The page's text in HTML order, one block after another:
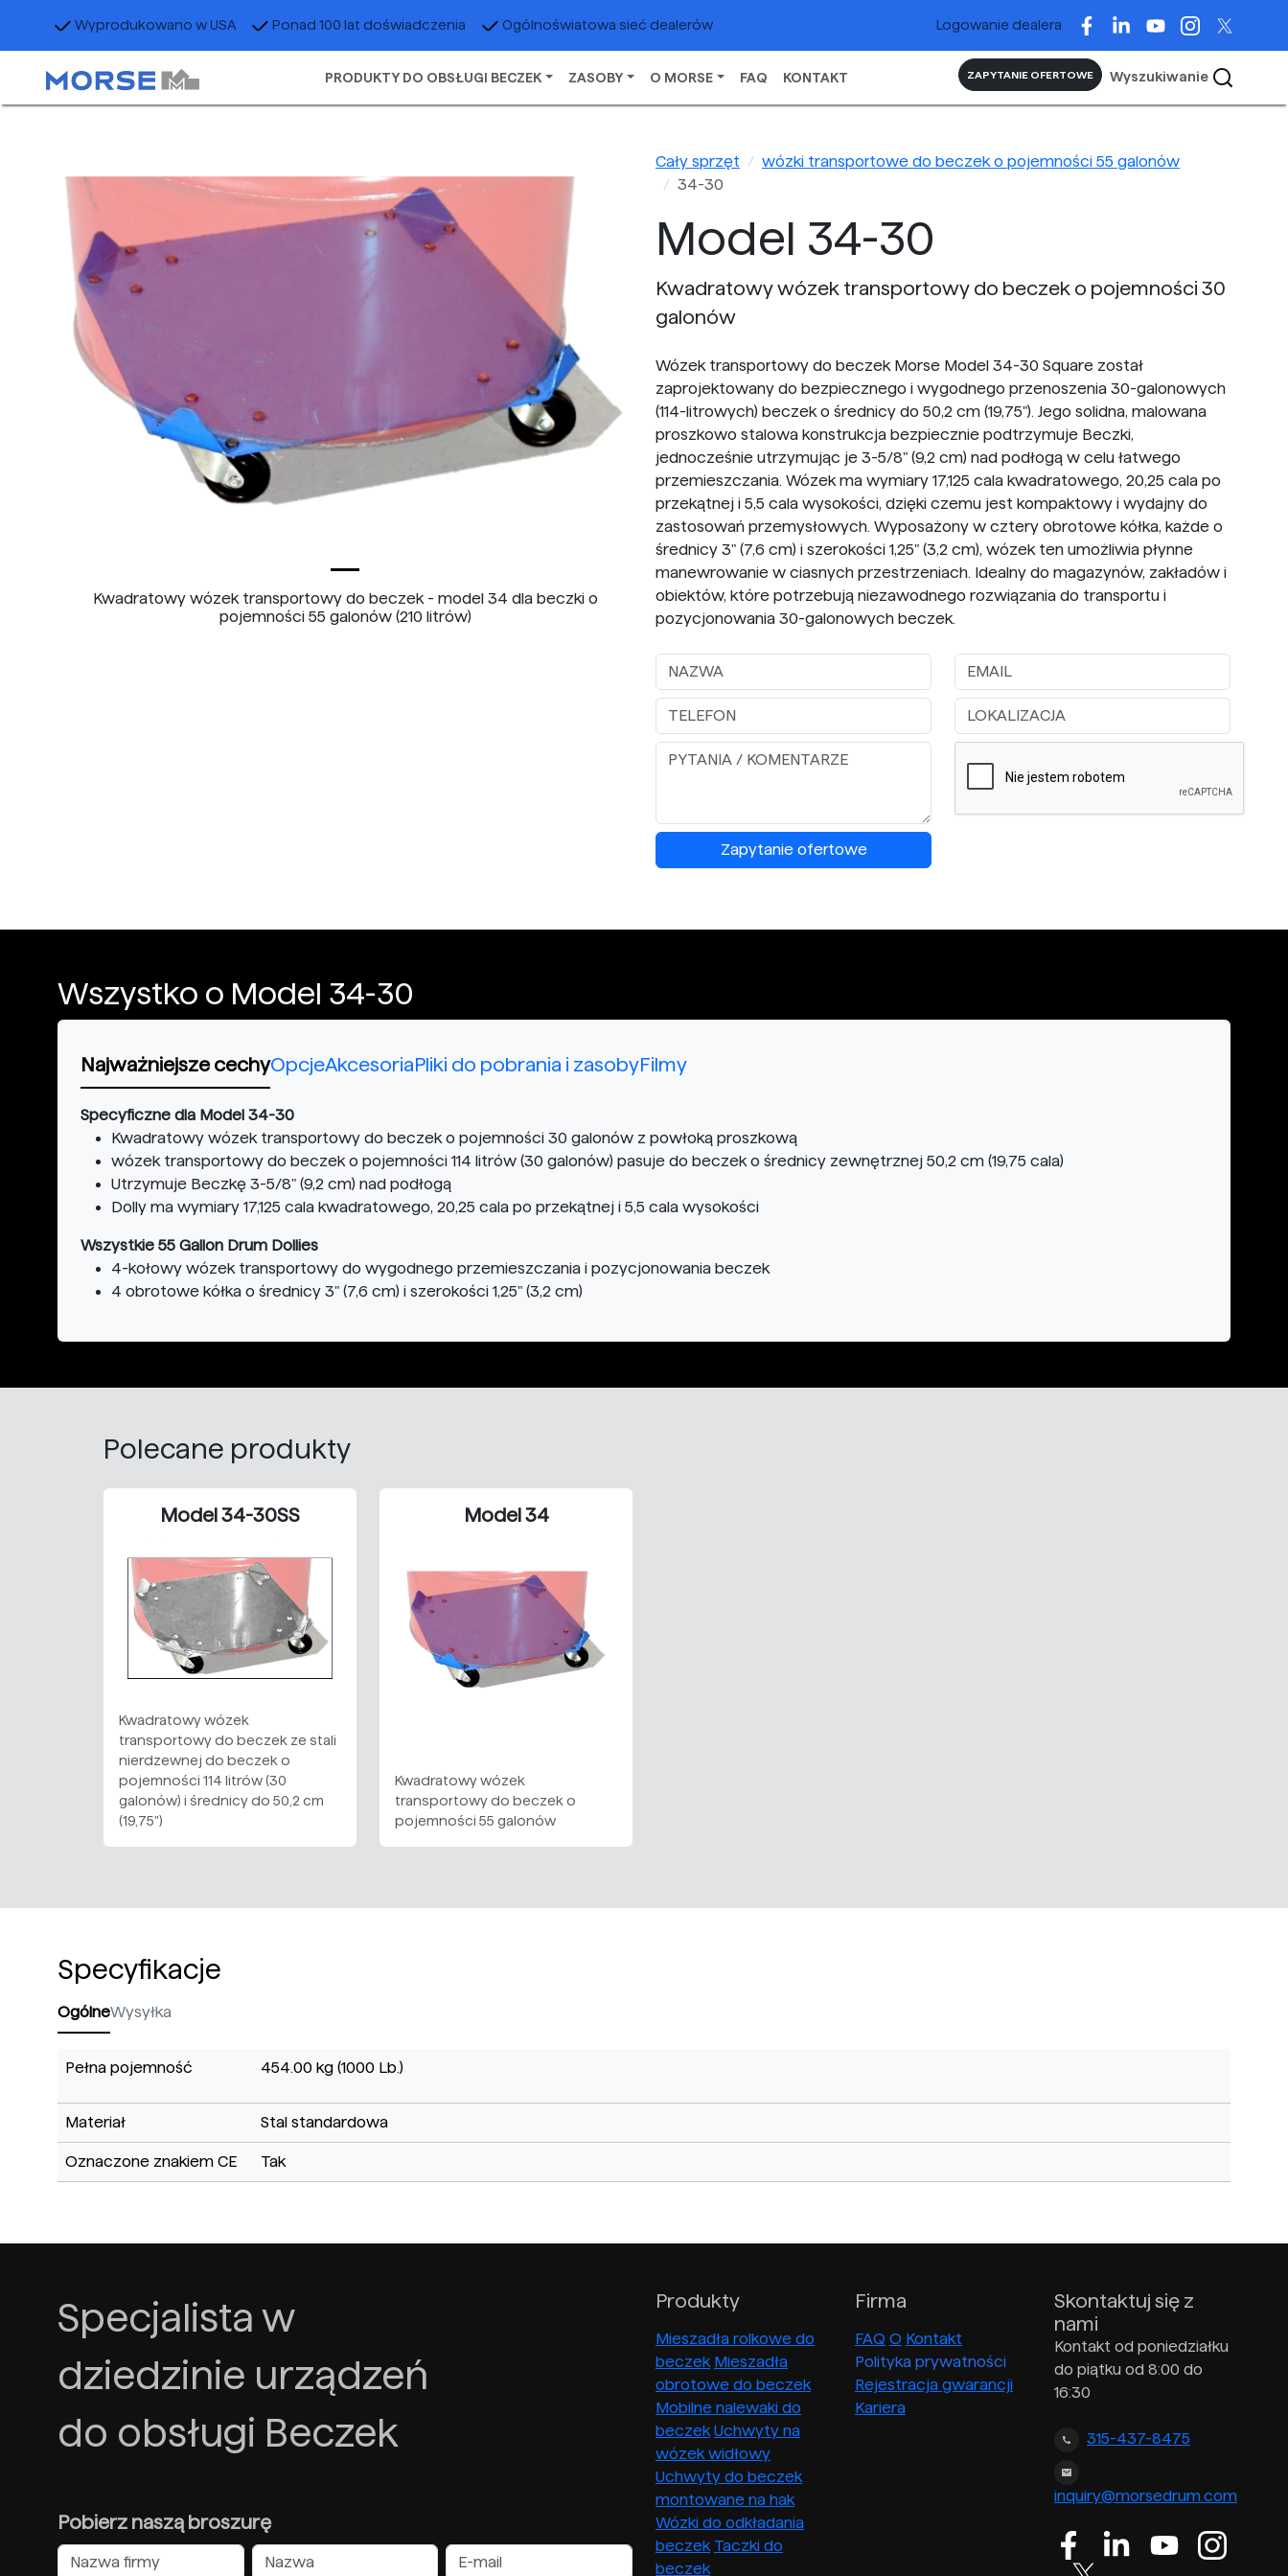
Wyprodukowano w USA Ponad 100 lat doświadczenia Ogólnoświatowa sieć dealerów Logowanie dealera
PRODUKTY DO OBSŁUGI BECZEK ZASOBY O MORSE FAQ KONTAKT ZAPYTANIE OFERTOWE Wyszukiwanie
Kwadratowy wózek transportowy do beczek - model 34 dla beczki o
pojemności 55 galonów (210 litrów)
Cały sprzęt
wózki transportowe do beczek o pojemności 55 galonów
34-30
Model 34-30
Kwadratowy wózek transportowy do beczek o pojemności 30
galonów
Wózek transportowy do beczek Morse Model 34-30 Square został
zaprojektowany do bezpiecznego i wygodnego przenoszenia 30-galonowych
(114-litrowych) beczek o średnicy do 50,2 cm (19,75"). Jego solidna, malowana
proszkowo stalowa konstrukcja bezpiecznie podtrzymuje Beczki,
jednocześnie utrzymując je 3-5/8" (9,2 cm) nad podłogą w celu łatwego
przemieszczania. Wózek ma wymiary 17,125 cala kwadratowego, 20,25 cala po
przekątnej i 5,5 cala wysokości, dzięki czemu jest kompaktowy i wydajny do
zastosowań przemysłowych. Wyposażony w cztery obrotowe kółka, każde o
średnicy 3" (7,6 cm) i szerokości 1,25" (3,2 cm), wózek ten umożliwia płynne
manewrowanie w ciasnych przestrzeniach. Idealny do magazynów, zakładów i
obiektów, które potrzebują niezawodnego rozwiązania do transportu i
pozycjonowania 30-galonowych beczek.
Zapytanie ofertowe
Wszystko o Model 34-30
Najważniejsze cechyOpcjeAkcesoriaPliki do pobrania i zasobyFilmy
Specyficzne dla Model 34-30
Kwadratowy wózek transportowy do beczek o pojemności 30 galonów z powłoką proszkową
wózek transportowy do beczek o pojemności 114 litrów (30 galonów) pasuje do beczek o średnicy zewnętrznej 50,2 cm (19,75 cala)
Utrzymuje Beczkę 3-5/8" (9,2 cm) nad podłogą
Dolly ma wymiary 17,125 cala kwadratowego, 20,25 cala po przekątnej i 5,5 cala wysokości
Wszystkie 55 Gallon Drum Dollies
4-kołowy wózek transportowy do wygodnego przemieszczania i pozycjonowania beczek
4 obrotowe kółka o średnicy 3" (7,6 cm) i szerokości 1,25" (3,2 cm)
Polecane produkty
Model 34-30SS
Kwadratowy wózek
transportowy do beczek ze stali
nierdzewnej do beczek o
pojemności 114 litrów (30
galonów) i średnicy do 50,2 cm
(19,75")
Model 34
Kwadratowy wózek
transportowy do beczek o
pojemności 55 galonów
Specyfikacje
OgólneWysyłka
Pełna pojemność 454.00 kg (1000 Lb.)
Materiał Stal standardowa
Oznaczone znakiem CE Tak
Specjalista w
dziedzinie urządzeń
do obsługi Beczek
Pobierz naszą broszurę
Produkty
Mieszadła rolkowe do
beczek Mieszadła
obrotowe do beczek
Mobilne nalewaki do
beczek Uchwyty na
wózek widłowy
Uchwyty do beczek
montowane na hak
Wózki do odkładania
beczek Taczki do
beczek
Firma
FAQ O Kontakt
Polityka prywatności
Rejestracja gwarancji
Kariera
Skontaktuj się z
nami
Kontakt od poniedziałku
do piątku od 8:00 do
16:30
315-437-8475
inquiry@morsedrum.com